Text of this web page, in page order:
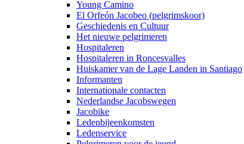
Young Camino
El Orfeón Jacobeo (pelgrimskoor)
Geschiedenis en Cultuur
Het nieuwe pelgrimeren
Hospitaleren
Hospitaleren in Roncesvalles
Huiskamer van de Lage Landen in Santiago
Informanten
Internationale contacten
Nederlandse Jacobswegen
Jacobike
Ledenbijeenkomsten
Ledenservice